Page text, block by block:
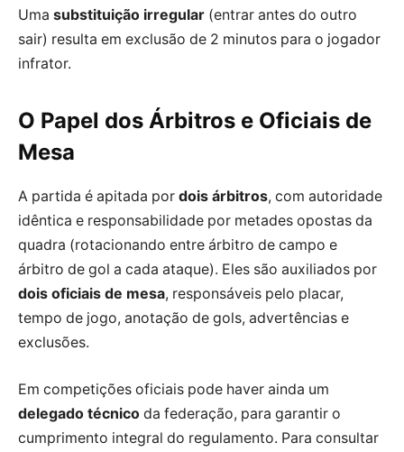
Uma substituição irregular (entrar antes do outro
sair) resulta em exclusão de 2 minutos para o jogador
infrator.
O Papel dos Árbitros e Oficiais de
Mesa
A partida é apitada por dois árbitros, com autoridade
idêntica e responsabilidade por metades opostas da
quadra (rotacionando entre árbitro de campo e
árbitro de gol a cada ataque). Eles são auxiliados por
dois oficiais de mesa, responsáveis pelo placar,
tempo de jogo, anotação de gols, advertências e
exclusões.
Em competições oficiais pode haver ainda um
delegado técnico da federação, para garantir o
cumprimento integral do regulamento. Para consultar